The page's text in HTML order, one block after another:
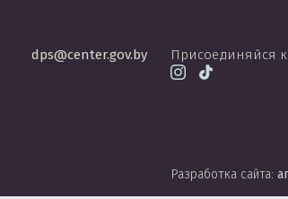
dps@center.gov.by Присоединяйся
Разработка сайта: